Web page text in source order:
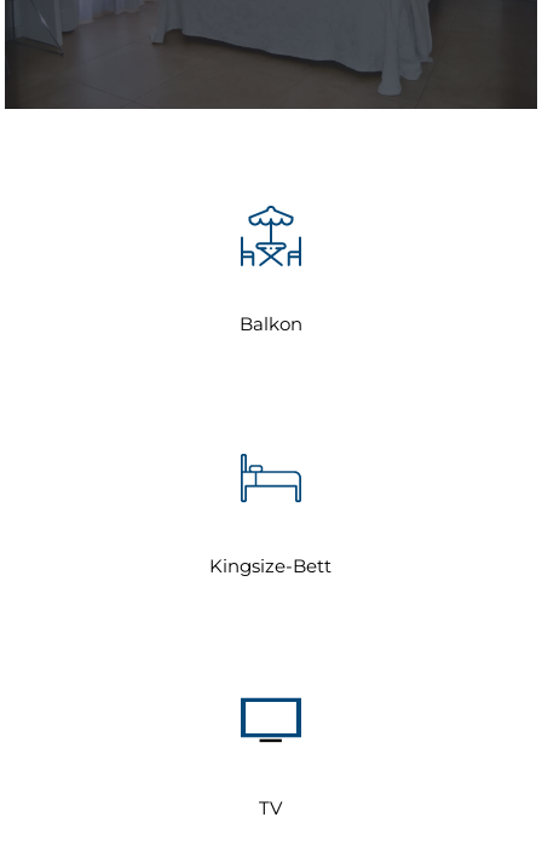
Balkon
Kingsize-Bett
TV